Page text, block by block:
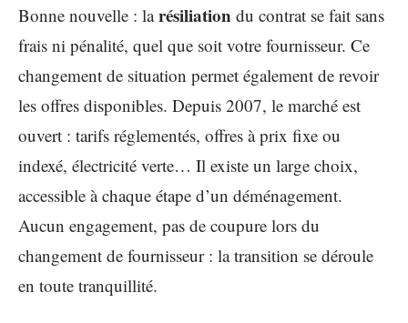
Bonne nouvelle : larésiliation du contrat se fait sans
frais ni pénalité, quel que soit votre fournisseur. Ce
changement de situation permet également de revoir
les offres disponibles. Depuis 2007, le marché est
ouvert : tarifs réglementés, offres à prix fixe ou
indexé, électricité verte… Il existe un large choix,
accessible à chaque étape d’un déménagement.
Aucun engagement, pas de coupure lors du
changement de fournisseur : la transition se déroule
en toute tranquillité.